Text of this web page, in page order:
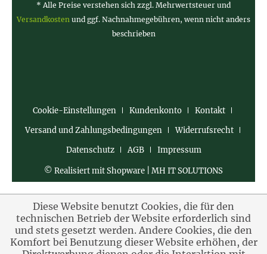
* Alle Preise verstehen sich zzgl. Mehrwertsteuer und
Versandkosten und ggf. Nachnahmegebühren, wenn nicht anders
beschrieben
Cookie-Einstellungen Kundenkonto
Kontakt
Versand und Zahlungsbedingungen
Widerrufsrecht
Datenschutz
AGB Impressum
© Realisiert mit Shopware | MH IT SOLUTIONS
Diese Website benutzt Cookies, die für den
technischen Betrieb der Website erforderlich sind
und stets gesetzt werden. Andere Cookies, die den
Komfort bei Benutzung dieser Website erhöhen, der